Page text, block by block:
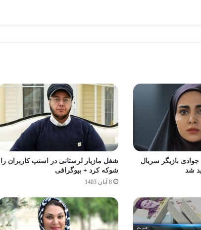
بازیگر سریال
شد
شغل مازیار لرستانی در اسنپ کاربران را
شوکه کرد + بیوگرافی
8 آبان 1403